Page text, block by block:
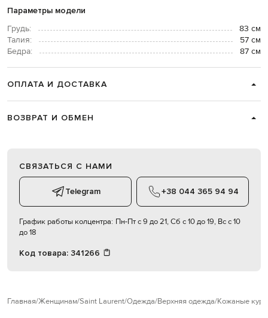
Параметры модели
Грудь:
83 см
Талия:
57 см
Бедра:
87 см
ОПЛАТА И ДОСТАВКА
ВОЗВРАТ И ОБМЕН
СВЯЗАТЬСЯ С НАМИ
Telegram +38 044 365 94 94
График работы колцентра: Пн-Пт с 9 до 21, Сб с 10 до 19, Вс с 10
до 18
Код товара: 341266
Главная Женщинам Saint Laurent Одежда Верхняя одежда Кожаные